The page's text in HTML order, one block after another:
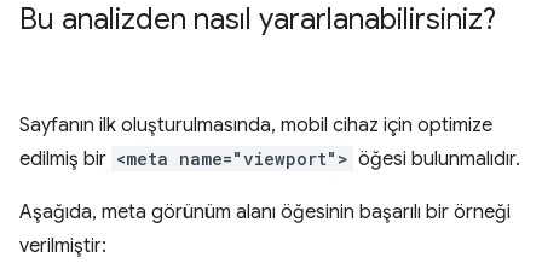
Bu analizden nasıl yararlanabilirsiniz?
Sayfanın ilk oluşturulmasında, mobil cihaz için optimize
edilmiş bir <meta name="viewport"> öğesi bulunmalıdır.
Aşağıda, meta görünüm alanı öğesinin başarılı bir örneği
verilmiştir: